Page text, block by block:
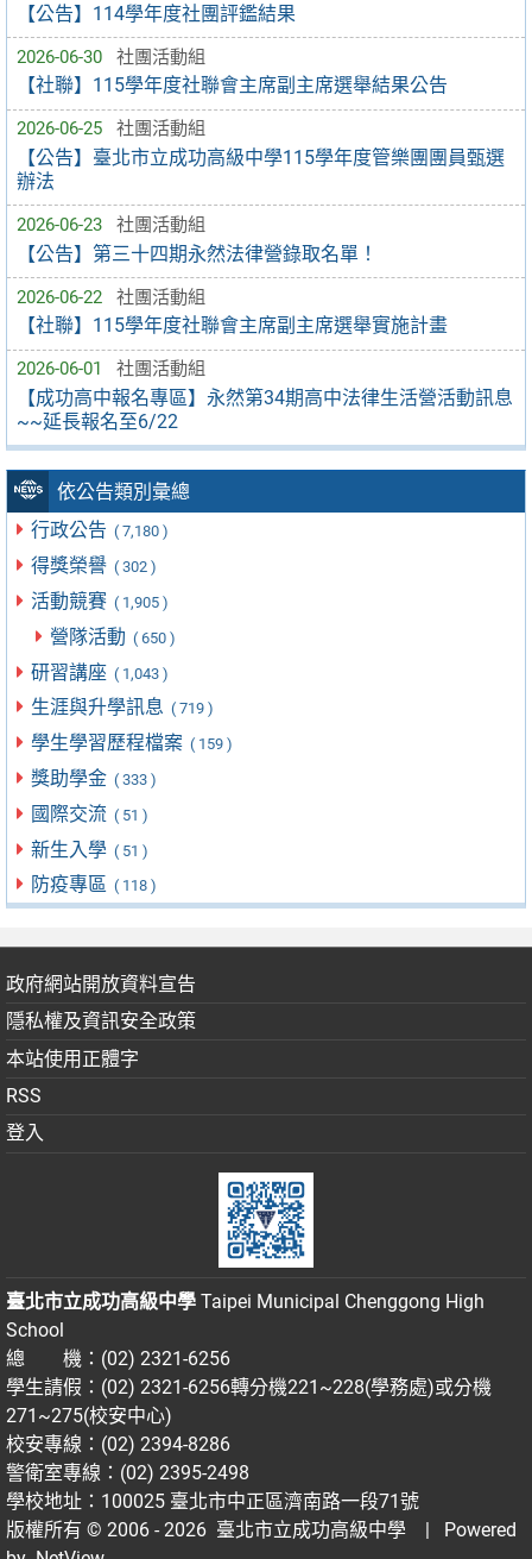
【公告】114學年度社團評鑑結果
2026-06-30 社團活動組
【社聯】115學年度社聯會主席副主席選舉結果公告
2026-06-25 社團活動組
【公告】臺北市立成功高級中學115學年度管樂團團員甄選
辦法
2026-06-23 社團活動組
【公告】第三十四期永然法律營錄取名單！
2026-06-22 社團活動組
【社聯】115學年度社聯會主席副主席選舉實施計畫
2026-06-01 社團活動組
【成功高中報名專區】永然第34期高中法律生活營活動訊息
~~延長報名至6/22
依公告類別彙總
行政公告 ( 7,180 )
得獎榮譽 ( 302 )
活動競賽 ( 1,905 )
營隊活動 ( 650 )
研習講座 ( 1,043 )
生涯與升學訊息 ( 719 )
學生學習歷程檔案 ( 159 )
獎助學金 ( 333 )
國際交流 ( 51 )
新生入學 ( 51 )
防疫專區 ( 118 )
政府網站開放資料宣告
隱私權及資訊安全政策
本站使用正體字
RSS
登入
臺北市立成功高級中學 Taipei Municipal Chenggong High
School
總 機：(02) 2321-6256
學生請假：(02) 2321-6256轉分機221~228(學務處)或分機
271~275(校安中心)
校安專線：(02) 2394-8286
警衛室專線：(02) 2395-2498
學校地址：100025 臺北市中正區濟南路一段71號
版權所有 © 2006 - 2026 臺北市立成功高級中學
| Powered